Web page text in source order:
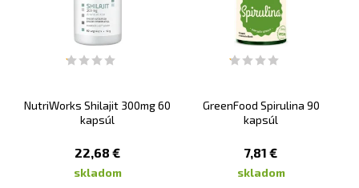
NutriWorks Shilajit 300mg 60
kapsúl
22,68 €
skladom
GreenFood Spirulina 90
kapsúl
7,81 €
skladom